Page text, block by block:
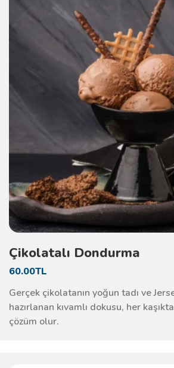
Çikolatalı Dondurma
60.00TL
Gerçek çikolatanın yoğun tadı ve
hazırlanan kıvamlı dokusu, her
çözüm olur.